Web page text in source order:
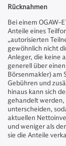
Rücknahmen
Bei einem OGAW-
Anteile eines
„autorisierten
gewöhnlich nicht
Anleger, die keine
generell über
Börsenmakler) am
Gebühren und
hinaus kann sich
gehandelt
unterscheiden,
aktuellen
und weniger als
sie die Anteile